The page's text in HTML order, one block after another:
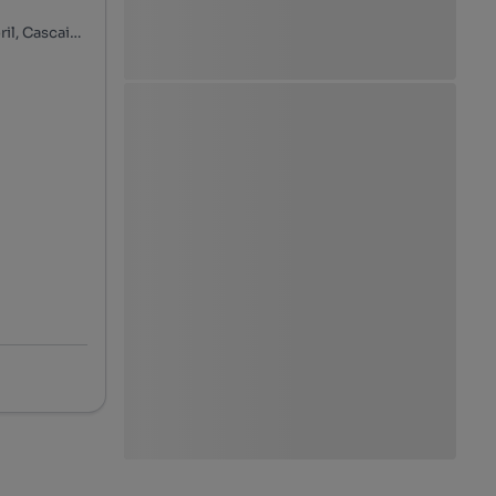
Rua António Casimiro de Almeida, Pampilheira, Cascais e Estoril, Cascais, Lisboa